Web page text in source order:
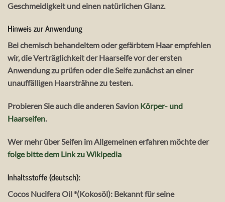
Geschmeidigkeit und einen natürlichen Glanz.
Hinweis zur Anwendung
Bei chemisch behandeltem oder gefärbtem Haar empfehlen
wir, die Verträglichkeit der Haarseife vor der ersten
Anwendung zu prüfen oder die Seife zunächst an einer
unauffälligen Haarsträhne zu testen.
Probieren Sie auch die anderen Savion Körper- und
Haarseifen.
Wer mehr über Seifen im Allgemeinen erfahren möchte der
folge bitte dem Link zu Wikipedia
Inhaltsstoffe (deutsch):
Cocos Nucifera Oil *(Kokosöl): Bekannt für seine